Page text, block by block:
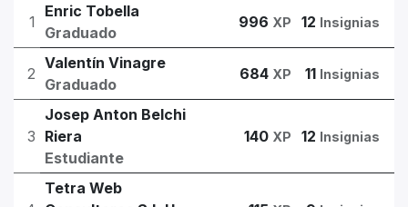
1
Enric Tobella
Graduado
996 XP 12 Insignias
2
Valentín Vinagre
Graduado
684 XP 11 Insignias
3
Josep Anton Belchi
Riera
Estudiante
140 XP 12 Insignias
Tetra Web